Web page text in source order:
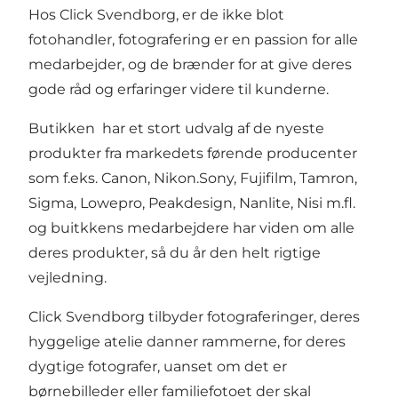
Hos Click Svendborg, er de ikke blot
fotohandler, fotografering er en passion for alle
medarbejder, og de brænder for at give deres
gode råd og erfaringer videre til kunderne.
Butikken har et stort udvalg af de nyeste
produkter fra markedets førende producenter
som f.eks. Canon, Nikon.Sony, Fujifilm, Tamron,
Sigma, Lowepro, Peakdesign, Nanlite, Nisi m.fl.
og buitkkens medarbejdere har viden om alle
deres produkter, så du år den helt rigtige
vejledning.
Click Svendborg tilbyder fotograferinger, deres
hyggelige atelie danner rammerne, for deres
dygtige fotografer, uanset om det er
børnebilleder eller familiefotoet der skal